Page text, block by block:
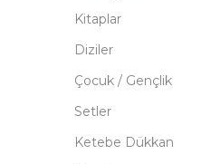
Kitaplar
Diziler
Çocuk / Gençlik
Setler
Ketebe Dükkan